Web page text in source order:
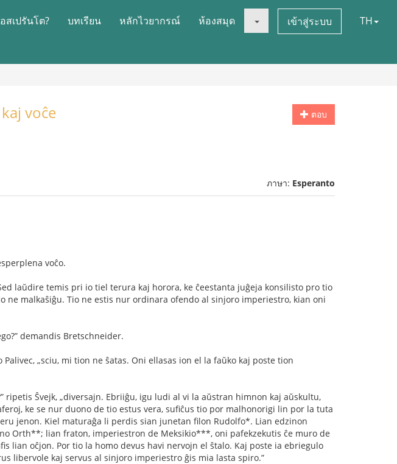
สเปรันโต? บทเรียน หลักไวยากรณ์ ห้องสมุด เข้าสู่ระบบ TH
ตอบ
voĉe
ภาษา: Esperanto
voĉo.
laŭdire temis pri io tiel terura kaj horora, ke ĉeestanta juĝeja konsilisto pro tio
ne malkaŝiĝu. Tio ne estis nur ordinara ofendo al sinjoro imperiestro, kian oni
demandis Bretschneider.
„sciu, mi tion ne ŝatas. Oni ellasas ion el la faŭko kaj poste tion
Ŝvejk, „diversajn. Ebriiĝu, igu ludi al vi la aŭstran himnon kaj aŭskultu,
ke se nur duono de tio estus vera, suﬁĉus tio por malhonorigi lin por la tuta
jenon. Kiel maturaĝa li perdis sian junetan ﬁlon Rudolfo*. Lian edzinon
Orth**; lian fraton, imperiestron de Meksikio***, oni pafekzekutis ĉe muro de
lian oĉjon. Por tio la homo devus havi nervojn el ŝtalo. Kaj poste ia ebriegulo
libervole kaj servus al sinjoro imperiestro ĝis mia lasta spiro.”